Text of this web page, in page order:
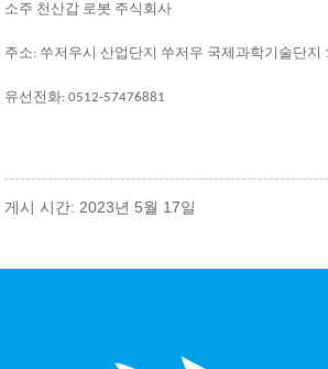
소주 천산갑 로봇 주식회사
주소: 쑤저우시 산업단지 쑤저우 국제과학기술단지
유선전화: 0512-57476881
게시 시간: 2023년 5월 17일